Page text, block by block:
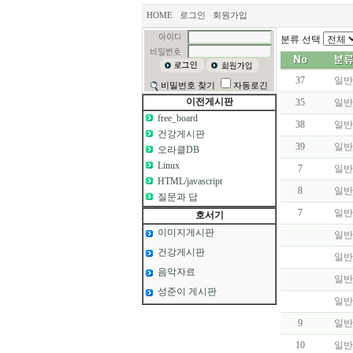
HOME 로그인 회원가입
비밀번호 찾기 자동로긴
이전게시판
free_board
건강게시판
오라클DB
Linux
HTML/javascript
질문과 답
호서기
이미지게시판
건강게시판
음악자료
성준이 게시판
분류 선택
37 일반
35
일반
38
일반
39
일반
7
일반
8
일반
7
일반
일반
일반
일반
일반
9
일반
10
일반